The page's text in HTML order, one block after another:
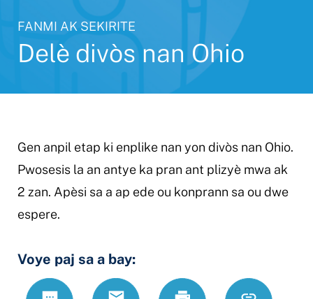
FANMI AK SEKIRITE
Delè divòs nan Ohio
Gen anpil etap ki enplike nan yon divòs nan Ohio.
Pwosesis la an antye ka pran ant plizyè mwa ak
2 zan. Apèsi sa a ap ede ou konprann sa ou dwe
espere.
Voye paj sa a bay:
Text
Email Print
https://
Link